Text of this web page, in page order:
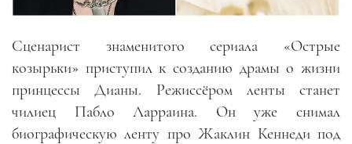
Сценарист знаменитого сериала «Острые
козырьки» приступил к созданию драмы о жизни
принцессы Дианы. Режиссёром ленты станет
чилиец Пабло Ларраина. Он уже снимал
биографическую ленту про Жаклин Кеннеди под